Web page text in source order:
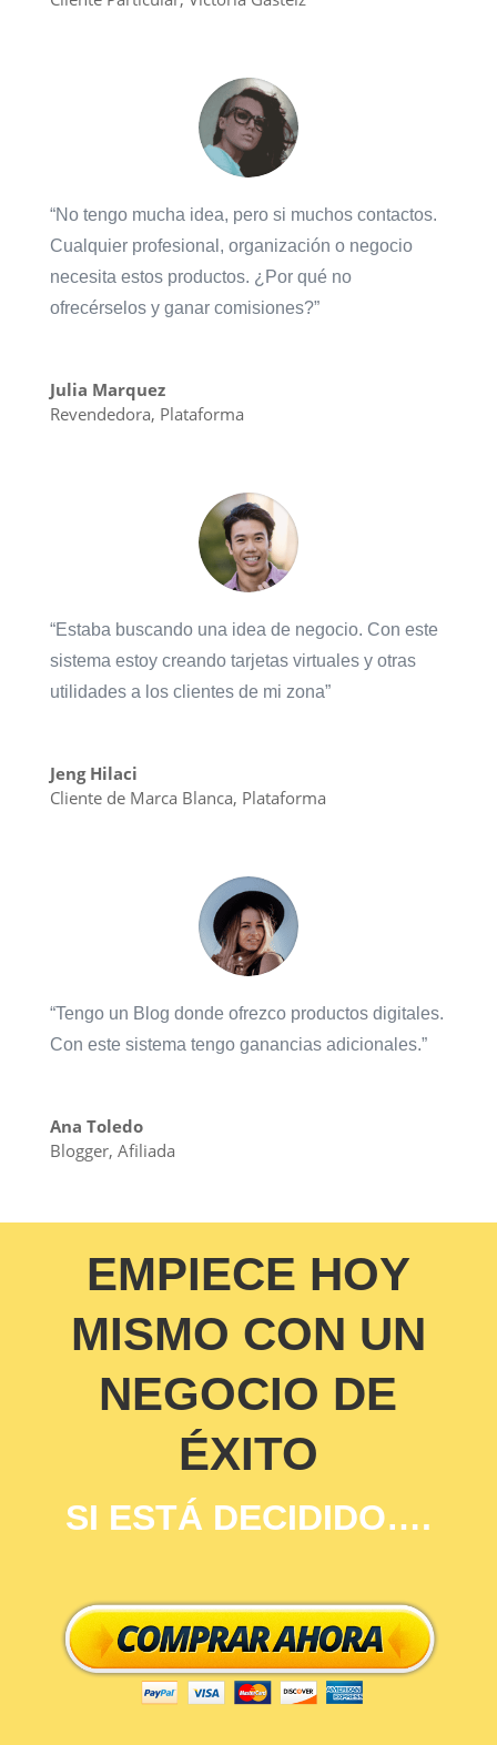
“No tengo mucha idea, pero si muchos contactos.
Cualquier profesional, organización o negocio
necesita estos productos. ¿Por qué no
ofrecérselos y ganar comisiones?”
Julia Marquez
Revendedora, Plataforma
“Estaba buscando una idea de negocio. Con este
sistema estoy creando tarjetas virtuales y otras
utilidades a los clientes de mi zona”
Jeng Hilaci
Cliente de Marca Blanca, Plataforma
“Tengo un Blog donde ofrezco productos digitales.
Con este sistema tengo ganancias adicionales.”
Ana Toledo
Blogger, Afiliada
EMPIECE HOY
MISMO CON UN
NEGOCIO DE
ÉXITO
SI ESTÁ DECIDIDO….